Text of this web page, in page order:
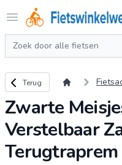
Open menu
Logo
Zoeken
Terug naar overzicht
Terug
Zwarte
Verstelbaar